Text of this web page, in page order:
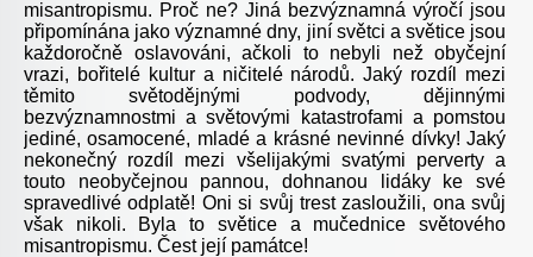
misantropismu. Proč ne? Jiná bezvýznamná výročí jsou
připomínána jako významné dny, jiní světci a světice jsou
každoročně oslavováni, ačkoli to nebyli než obyčejní
vrazi, bořitelé kultur a ničitelé národů. Jaký rozdíl mezi
těmito světodějnými podvody, dějinnými
bezvýznamnostmi a světovými katastrofami a pomstou
jediné, osamocené, mladé a krásné nevinné dívky! Jaký
nekonečný rozdíl mezi všelijakými svatými perverty a
touto neobyčejnou pannou, dohnanou lidáky ke své
spravedlivé odplatě! Oni si svůj trest zasloužili, ona svůj
však nikoli. Byla to světice a mučednice světového
misantropismu. Čest její památce!